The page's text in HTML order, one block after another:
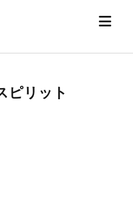
メ
ピリット